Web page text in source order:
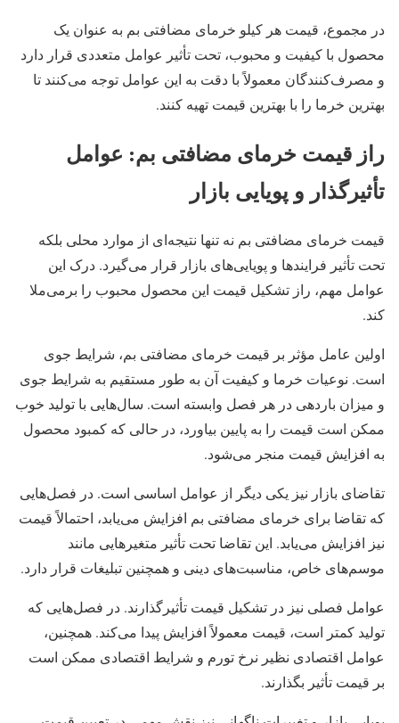
در مجموع، قیمت هر کیلو خرمای مضافتی بم به عنوان یک
محصول با کیفیت و محبوب، تحت تأثیر عوامل متعددی قرار دارد
و مصرف‌کنندگان معمولاً با دقت به این عوامل توجه می‌کنند تا
بهترین خرما را با بهترین قیمت تهیه کنند.
راز قیمت خرمای مضافتی بم: عوامل
تأثیرگذار و پویایی بازار
قیمت خرمای مضافتی بم نه تنها نتیجه‌ای از موارد محلی بلکه
تحت تأثیر فرایندها و پویایی‌های بازار قرار می‌گیرد. درک این
عوامل مهم، راز تشکیل قیمت این محصول محبوب را برمی‌ملا
کند.
اولین عامل مؤثر بر قیمت خرمای مضافتی بم، شرایط جوی
است. نوعیات خرما و کیفیت آن به طور مستقیم به شرایط جوی
و میزان باردهی در هر فصل وابسته است. سال‌هایی با تولید خوب
ممکن است قیمت را به پایین بیاورد، در حالی که کمبود محصول
به افزایش قیمت منجر می‌شود.
تقاضای بازار نیز یکی دیگر از عوامل اساسی است. در فصل‌هایی
که تقاضا برای خرمای مضافتی بم افزایش می‌یابد، احتمالاً قیمت
نیز افزایش می‌یابد. این تقاضا تحت تأثیر متغیرهایی مانند
موسم‌های خاص، مناسبت‌های دینی و همچنین تبلیغات قرار دارد.
عوامل فصلی نیز در تشکیل قیمت تأثیرگذارند. در فصل‌هایی که
تولید کمتر است، قیمت معمولاً افزایش پیدا می‌کند. همچنین،
عوامل اقتصادی نظیر نرخ تورم و شرایط اقتصادی ممکن است
بر قیمت تأثیر بگذارند.